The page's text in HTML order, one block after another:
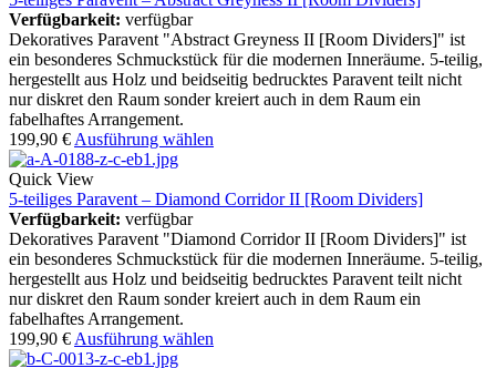
Verfügbarkeit: verfügbar
Dekoratives Paravent "Abstract Greyness II [Room Dividers]" ist
ein besonderes Schmuckstück für die modernen Inneräume. 5-teilig,
hergestellt aus Holz und beidseitig bedrucktes Paravent teilt nicht
nur diskret den Raum sonder kreiert auch in dem Raum ein
fabelhaftes Arrangement.
199,90 € Ausführung wählen
Quick View
5-teiliges Paravent – Diamond Corridor II [Room Dividers]
Verfügbarkeit: verfügbar
Dekoratives Paravent "Diamond Corridor II [Room Dividers]" ist
ein besonderes Schmuckstück für die modernen Inneräume. 5-teilig,
hergestellt aus Holz und beidseitig bedrucktes Paravent teilt nicht
nur diskret den Raum sonder kreiert auch in dem Raum ein
fabelhaftes Arrangement.
199,90 € Ausführung wählen